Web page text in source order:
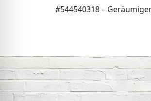
#544540318 –